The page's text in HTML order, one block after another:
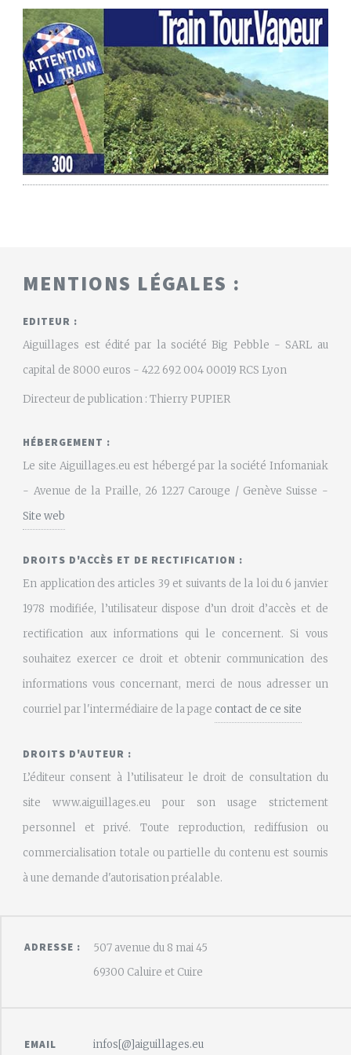
MENTIONS LÉGALES :
EDITEUR :
Aiguillages est édité par la société Big Pebble - SARL au
capital de 8000 euros - 422 692 004 00019 RCS Lyon
Directeur de publication : Thierry PUPIER
HÉBERGEMENT :
Le site Aiguillages.eu est hébergé par la société Infomaniak
- Avenue de la Praille, 26 1227 Carouge / Genève Suisse -
Site web
DROITS D'ACCÈS ET DE RECTIFICATION :
En application des articles 39 et suivants de la loi du 6 janvier
1978 modifiée, l’utilisateur dispose d’un droit d’accès et de
rectification aux informations qui le concernent. Si vous
souhaitez exercer ce droit et obtenir communication des
informations vous concernant, merci de nous adresser un
courriel par l'intermédiaire de la page contact de ce site
DROITS D'AUTEUR :
L’éditeur consent à l’utilisateur le droit de consultation du
site www.aiguillages.eu pour son usage strictement
personnel et privé. Toute reproduction, rediffusion ou
commercialisation totale ou partielle du contenu est soumis
à une demande d'autorisation préalable.
ADRESSE :
507 avenue du 8 mai 45
69300 Caluire et Cuire
EMAIL infos[@]aiguillages.eu